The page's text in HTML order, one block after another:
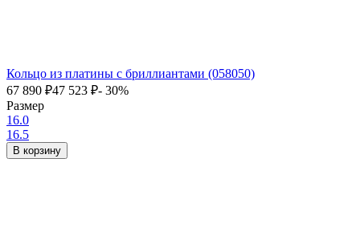
Кольцо из платины с бриллиантами (058050)
67 890 ₽47 523 ₽- 30%
Размер
16.0
16.5
В корзину